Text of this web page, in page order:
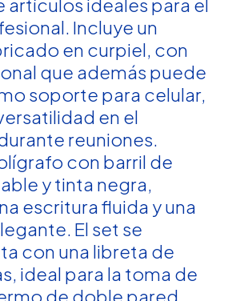
Incluye un
en curpiel, con
que además puede
soporte para celular,
en el
reuniones.
con barril de
y tinta negra,
escritura fluida y una
El set se
con una libreta de
ideal para la toma de
de doble pared